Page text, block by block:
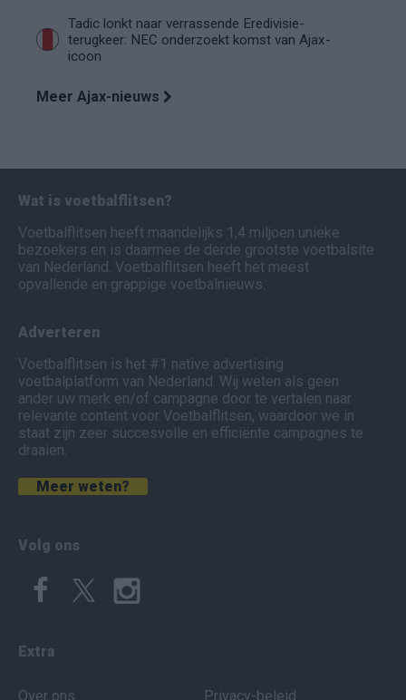
Tadic lonkt naar verrassende Eredivisie-
terugkeer: NEC onderzoekt komst van Ajax-
icoon
Meer Ajax-nieuws
Wat is voetbalflitsen?
Voetbalflitsen heeft maandelijks 1,4 miljoen unieke
bezoekers en is daarmee de derde grootste voetbalsite
van Nederland. Voetbalflitsen heeft het meest
opvallende en grappige voetbalnieuws.
Adverteren
Voetbalflitsen is het #1 native advertising
voetbalplatform van Nederland. Wij weten als geen
ander uw merk en/of campagne door te vertalen naar
relevante content voor Voetbalflitsen, waardoor we in
staat zijn zeer succesvolle en efficiënte campagnes te
draaien.
Meer weten?
Volg ons
Extra
Over ons Privacy-beleid